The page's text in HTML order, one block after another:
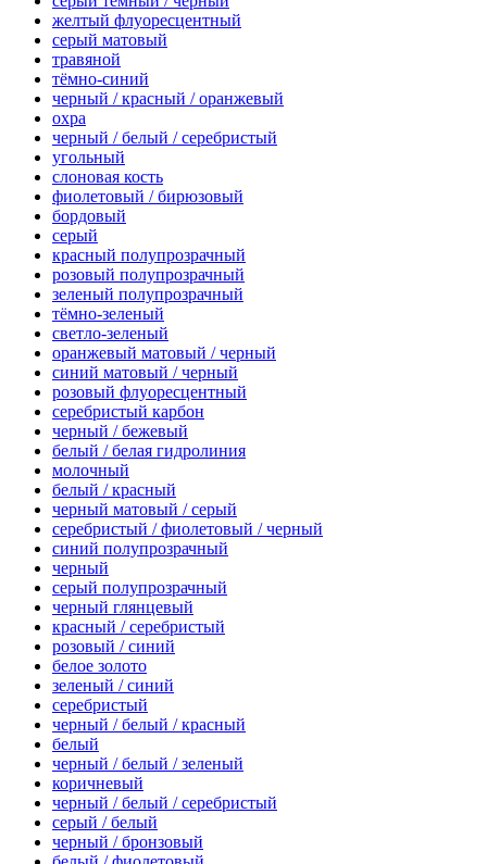
желтый флуоресцентный
серый матовый
травяной
тёмно-синий
черный / красный / оранжевый
охра
черный / белый / серебристый
угольный
слоновая кость
фиолетовый / бирюзовый
бордовый
серый
красный полупрозрачный
розовый полупрозрачный
зеленый полупрозрачный
тёмно-зеленый
светло-зеленый
оранжевый матовый / черный
синий матовый / черный
розовый флуоресцентный
серебристый карбон
черный / бежевый
белый / белая гидролиния
молочный
белый / красный
черный матовый / серый
серебристый / фиолетовый / черный
синий полупрозрачный
черный
серый полупрозрачный
черный глянцевый
красный / серебристый
розовый / синий
белое золото
зеленый / синий
серебристый
черный / белый / красный
белый
черный / белый / зеленый
коричневый
черный / белый / серебристый
серый / белый
черный / бронзовый